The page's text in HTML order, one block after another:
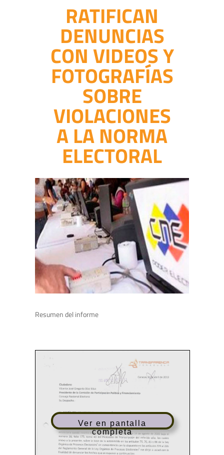
RATIFICAN
DENUNCIAS
CON VIDEOS Y
FOTOGRAFÍAS
SOBRE
VIOLACIONES
A LA NORMA
ELECTORAL
Resumen del informe
Ver en pantalla
completa